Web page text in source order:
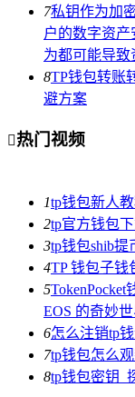
7私钥作为加
户的数字资
为都可能导
8TP钱包转账
避方案
热门视频
1tp钱包新人
2tp官方钱包
3tp钱包shib提
4TP 钱包子钱
5TokenPocket
EOS 的奇妙
6怎么注销tp
7tp钱包怎么
8tp钱包密钥_